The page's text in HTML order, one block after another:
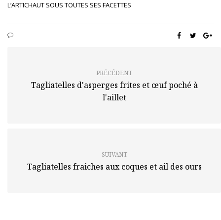
L’ARTICHAUT SOUS TOUTES SES FACETTES
PRÉCÉDENT
Tagliatelles d'asperges frites et œuf poché à
l'aillet
SUIVANT
Tagliatelles fraiches aux coques et ail des ours